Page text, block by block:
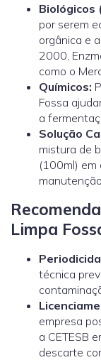
Biológicos
por serem
orgânica e
2000,
como o
Químicos:
Fossa
a
Solução
mistura de
(100ml) em
manutenção.
Limpa
técnica
empresa
a CETESB
descarte